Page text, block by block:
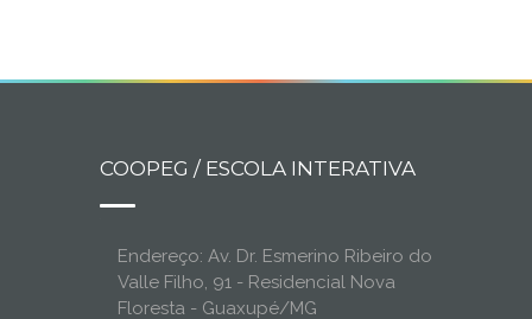
COOPEG / ESCOLA INTERATIVA
Endereço: Av. Dr. Esmerino Ribeiro do
Valle Filho, 91 - Residencial Nova
Floresta - Guaxupé/MG